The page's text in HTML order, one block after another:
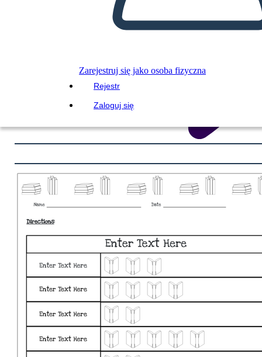
Zarejestruj się jako osoba fizyczna
Rejestr
Zaloguj się